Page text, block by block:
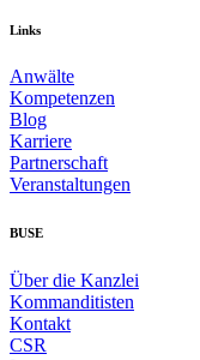
Links
Anwälte
Kompetenzen
Blog
Karriere
Partnerschaft
Veranstaltungen
BUSE
Über die Kanzlei
Kommanditisten
Kontakt
CSR